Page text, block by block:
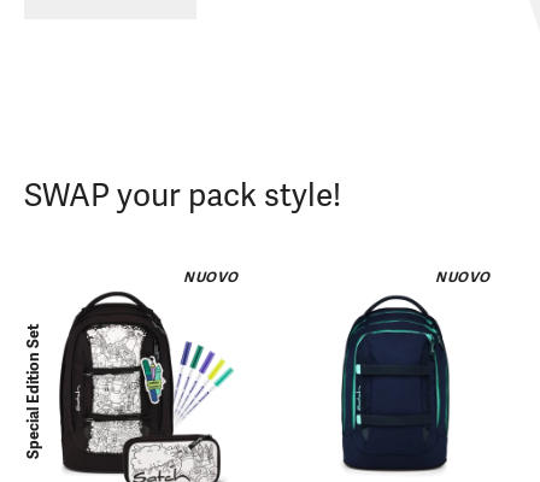
SWAP your pack style!
NUOVO
Special Edition Set
NUOVO